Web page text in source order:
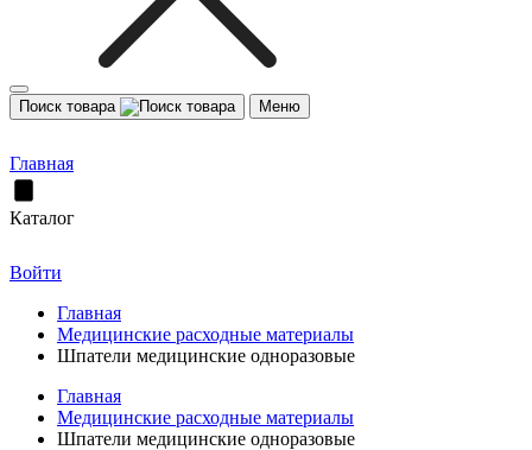
Поиск товара Меню
Главная
Каталог
Войти
Главная
Медицинские расходные материалы
Шпатели медицинские одноразовые
Главная
Медицинские расходные материалы
Шпатели медицинские одноразовые